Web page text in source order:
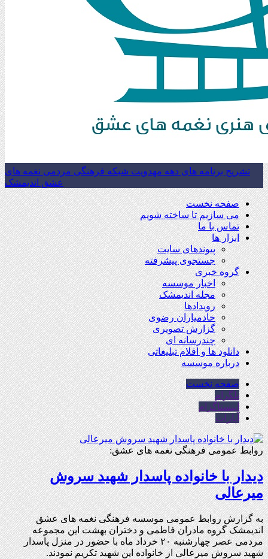
تشریح برنامه های دهه مهدویت شبکه فرهنگی مردمی نغمه های
عشق اندیمشک
صفحه نخست
می سازیم تا ساخته شویم
تماس با ما
ابزار ها
پیوندهای سایت
جستجوی پیشرفته
گروه خبری
اخبار موسسه
مجله اندیمشک
رویدادها
خادمیاران رضوی
گزارش تصویری
چندرسانه ای
دانلود ها و اقلام تبلیغاتی
درباره موسسه
صفحه نخست
تلگرام
اینستاگرام
آپارات
روابط عمومی فرهنگی نغمه های عشق:
دیدار با خانواده پاسدار شهید سروش
میرعالی
به گزارش روابط عمومی موسسه فرهنگی نغمه های عشق
اندیمشک گروه مادران فاطمی و دختران بهشت این مجموعه
مردمی عصر چهارشنبه ۲۰ خرداد ماه با حضور در منزل پاسدار
شهید سروش میرعالی از خانواده این شهید تکریم نمودند.